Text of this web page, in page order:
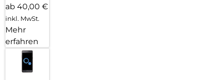
ab 40,00 €
inkl. MwSt.
Mehr
erfahren